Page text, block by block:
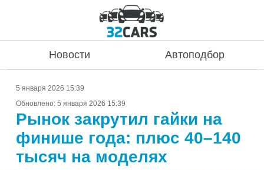
Новости Автоподбор
5 января 2026 15:39
Обновлено: 5 января 2026 15:39
Рынок закрутил гайки на
финише года: плюс 40–140
тысяч на моделях